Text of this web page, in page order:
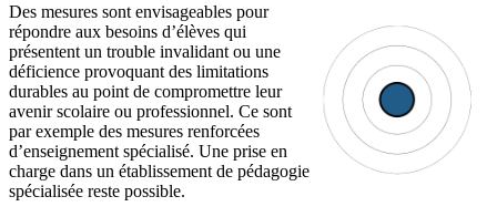
Des mesures sont envisageables pour
répondre aux besoins d’élèves qui
présentent un trouble invalidant ou une
déficience provoquant des limitations
durables au point de compromettre leur
avenir scolaire ou professionnel. Ce sont
par exemple des mesures renforcées
d’enseignement spécialisé. Une prise en
charge dans un établissement de pédagogie
spécialisée reste possible.